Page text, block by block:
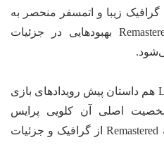
گرافیک زیبا و اتمسفر منحصر به
فردی است اما در نسخه Remastered بهبودهایی در جزئیات
Life is Strange: Before the Storm هم داستان پیش رویدادهای بازی
اصلی آن کلویی پرایس
می‌باشد. این بازی هم در نسخه Remastered از گرافیک و جزئیات